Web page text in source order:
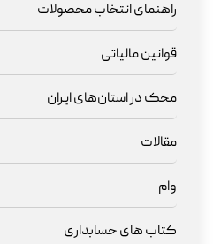
راهنمای انتخاب محصولات
قوانین مالیاتی
محک در استان‌های ایران
مقالات
وام
کتاب های حسابداری